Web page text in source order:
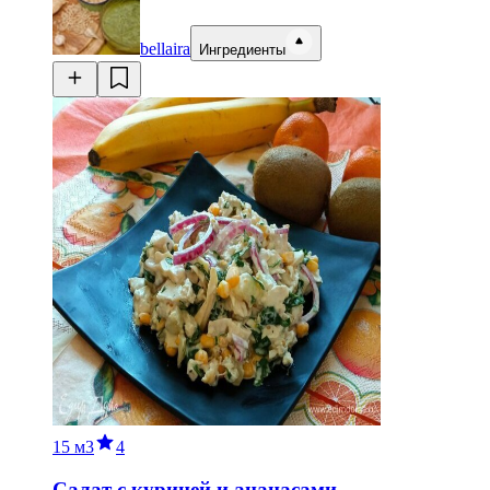
bellaira Ингредиенты
15 м3 4